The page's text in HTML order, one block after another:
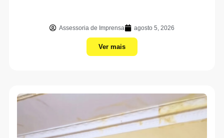
Assessoria de Imprensa agosto 5, 2026
Ver mais